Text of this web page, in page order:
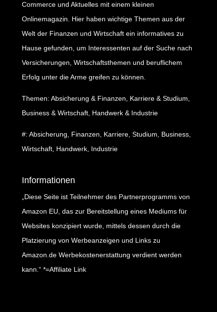
Commerce und Aktuelles mit einem kleinen
Onlinemagazin. Hier haben wichtige Themen aus der
Welt der Finanzen und Wirtschaft ein informatives zu
Hause gefunden, um Interessenten auf der Suche nach
Versicherungen, Wirtschaftsthemen und beruflichem
Erfolg unter die Arme greifen zu können.
Themen: Absicherung & Finanzen, Karriere & Studium,
Business & Wirtschaft, Handwerk & Industrie
#: Absicherung, Finanzen, Karriere, Studium, Business,
Wirtschaft, Handwerk, Industrie
Informationen
„Diese Seite ist Teilnehmer des Partnerprogramms von
Amazon EU, das zur Bereitstellung eines Mediums für
Websites konzipiert wurde, mittels dessen durch die
Platzierung von Werbeanzeigen und Links zu
Amazon.de Werbekostenerstattung verdient werden
kann.“ *=Affiliate Link